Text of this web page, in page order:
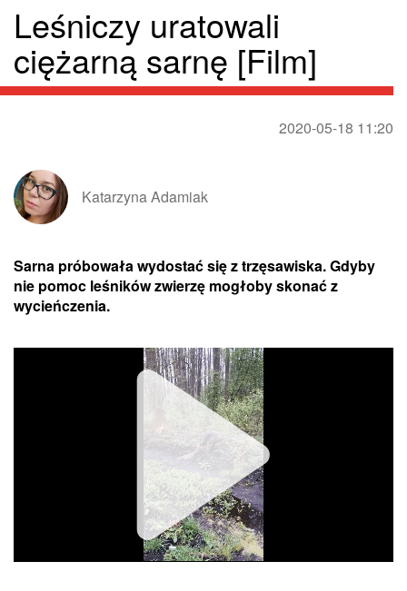
Leśniczy uratowali
ciężarną sarnę [Film]
2020-05-18 11:20
Katarzyna Adamiak
Sarna próbowała wydostać się z trzęsawiska. Gdyby
nie pomoc leśników zwierzę mogłoby skonać z
wycieńczenia.